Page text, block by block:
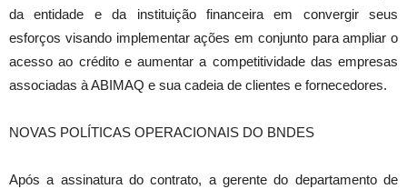
da entidade e da instituição financeira em convergir seus
esforços visando implementar ações em conjunto para ampliar o
acesso ao crédito e aumentar a competitividade das empresas
associadas à ABIMAQ e sua cadeia de clientes e fornecedores.
NOVAS POLÍTICAS OPERACIONAIS DO BNDES
Após a assinatura do contrato, a gerente do departamento de